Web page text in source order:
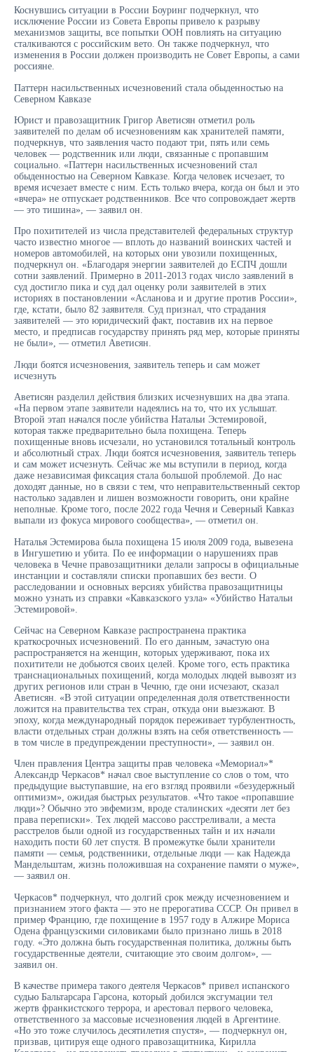
Коснувшись ситуации в России Боуринг подчеркнул, что
исключение России из Совета Европы привело к разрыву
механизмов защиты, все попытки ООН повлиять на ситуацию
сталкиваются с российским вето. Он также подчеркнул, что
изменения в России должен производить не Совет Европы, а сами
россияне.
Паттерн насильственных исчезновений стала обыденностью на
Северном Кавказе
Юрист и правозащитник Григор Аветисян отметил роль
заявителей по делам об исчезновениям как хранителей памяти,
подчеркнув, что заявления часто подают три, пять или семь
человек — родственник или люди, связанные с пропавшим
социально. «Паттерн насильственных исчезновений стал
обыденностью на Северном Кавказе. Когда человек исчезает, то
время исчезает вместе с ним. Есть только вчера, когда он был и это
«вчера» не отпускает родственников. Все что сопровождает жертв
— это тишина», — заявил он.
Про похитителей из числа представителей федеральных структур
часто известно многое — вплоть до названий воинских частей и
номеров автомобилей, на которых они увозили похищенных,
подчеркнул он. «Благодаря энергии заявителей до ЕСПЧ дошли
сотни заявлений. Примерно в 2011-2013 годах число заявлений в
суд достигло пика и суд дал оценку роли заявителей в этих
историях в постановлении «Асланова и и другие против России»,
где, кстати, было 82 заявителя. Суд признал, что страдания
заявителей — это юридический факт, поставив их на первое
место, и предписав государству принять ряд мер, которые приняты
не были», — отметил Аветисян.
Люди боятся исчезновения, заявитель теперь и сам может
исчезнуть
Аветисян разделил действия близких исчезнувших на два этапа.
«На первом этапе заявители надеялись на то, что их услышат.
Второй этап начался после убийства Натальи Эстемировой,
которая также предварительно была похищена. Теперь
похищенные вновь исчезали, но установился тотальный контроль
и абсолютный страх. Люди боятся исчезновения, заявитель теперь
и сам может исчезнуть. Сейчас же мы вступили в период, когда
даже независимая фиксация стала большой проблемой. До нас
доходят данные, но в связи с тем, что неправительственный сектор
настолько задавлен и лишен возможности говорить, они крайне
неполные. Кроме того, после 2022 года Чечня и Северный Кавказ
выпали из фокуса мирового сообщества», — отметил он.
Наталья Эстемирова была похищена 15 июля 2009 года, вывезена
в Ингушетию и убита. По ее информации о нарушениях прав
человека в Чечне правозащитники делали запросы в официальные
инстанции и составляли списки пропавших без вести. О
расследовании и основных версиях убийства правозащитницы
можно узнать из справки «Кавказского узла» «Убийство Натальи
Эстемировой».
Сейчас на Северном Кавказе распространена практика
краткосрочных исчезновений. По его данным, зачастую она
распространяется на женщин, которых удерживают, пока их
похитители не добьются своих целей. Кроме того, есть практика
транснациональных похищений, когда молодых людей вывозят из
других регионов или стран в Чечню, где они исчезают, сказал
Аветисян. «В этой ситуации определенная доля ответственности
ложится на правительства тех стран, откуда они выезжают. В
эпоху, когда международный порядок переживает турбулентность,
власти отдельных стран должны взять на себя ответственность —
в том числе в предупреждении преступности», — заявил он.
Член правления Центра защиты прав человека «Мемориал»*
Александр Черкасов* начал свое выступление со слов о том, что
предыдущие выступавшие, на его взгляд проявили «безудержный
оптимизм», ожидая быстрых результатов. «Что такое «пропавшие
люди»? Обычно это эвфемизм, вроде сталинских «десяти лет без
права переписки». Тех людей массово расстреливали, а места
расстрелов были одной из государственных тайн и их начали
находить пости 60 лет спустя. В промежутке были хранители
памяти — семья, родственники, отдельные люди — как Надежда
Мандельштам, жизнь положившая на сохранение памяти о муже»,
— заявил он.
Черкасов* подчеркнул, что долгий срок между исчезновением и
признанием этого факта — это не прерогатива СССР. Он привел в
пример Францию, где похищение в 1957 году в Алжире Мориса
Одена французскими силовиками было признано лишь в 2018
году. «Это должна быть государственная политика, должны быть
государственные деятели, считающие это своим долгом», —
заявил он.
В качестве примера такого деятеля Черкасов* привел испанского
судью Бальтарсара Гарсона, который добился эксгумации тел
жертв франкистского террора, и арестовал первого человека,
ответственного за массовые исчезновения людей в Аргентине.
«Но это тоже случилось десятилетия спустя», — подчеркнул он,
призвав, цитируя еще одного правозащитника, Кирилла